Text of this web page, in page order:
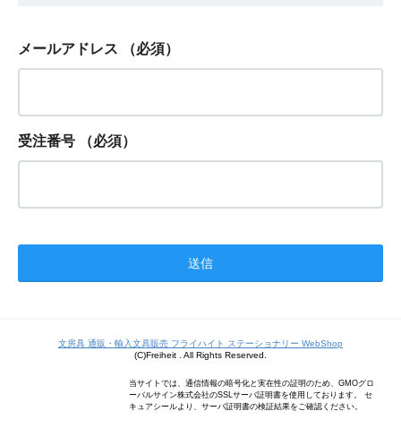
メールアドレス （必須）
受注番号 （必須）
文房具 通販・輸入文具販売 フライハイト ステーショナリー WebShop
(C)Freiheit . All Rights Reserved.
当サイトでは、通信情報の暗号化と実在性の証明のため、GMOグロ
ーバルサイン株式会社のSSLサーバ証明書を使用しております。 セ
キュアシールより、サーバ証明書の検証結果をご確認ください。